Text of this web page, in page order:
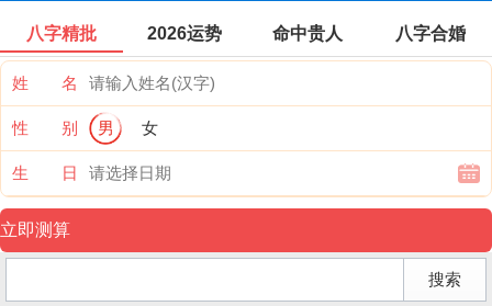
八字精批 2026运势 命中贵人 八字合婚
姓 名
性 别 男 女
生 日